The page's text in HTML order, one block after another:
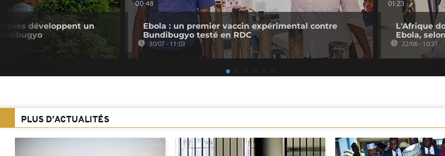
développent un
00:48
Ebola : un premier vaccin expérimental contre
Bundibugyo testé en RDC
30/07 - 11:03
01:23
L'Afrique
Ebola,
22/06 - 10:37
PLUS D'ACTUALITÉS